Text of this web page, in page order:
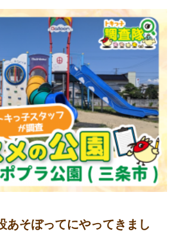
あそぼってにやってきまし